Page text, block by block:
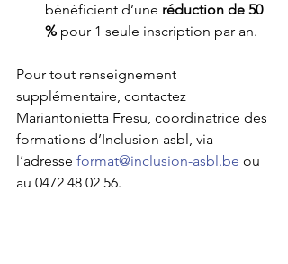
bénéficient d’une réduction de 50
% pour 1 seule inscription par an.
Pour tout renseignement
supplémentaire, contactez
Mariantonietta Fresu, coordinatrice des
formations d’Inclusion asbl, via
l’adresse format@inclusion-asbl.be ou
au 0472 48 02 56.